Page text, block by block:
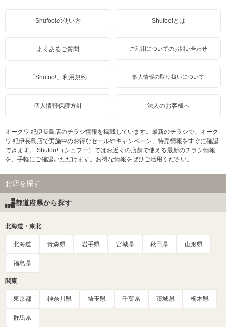
Shufoo!の使い方 Shufoo!とは
よくあるご質問 ご利用についてのお問い合わせ
「Shufoo!」利用規約 個人情報の取り扱いについて
個人情報保護方針 法人のお客様へ
オークワ 紀伊長島店のチラシ情報を掲載しています。最新のチラシで、オーク
ワ 紀伊長島店で実施中のお得なセールやキャンペーン、特売情報をすぐに確認
できます。 Shufoo!（シュフー）ではお近くの店舗で使える最新のチラシ情報
を、手軽にご確認いただけます。お得な情報をぜひご活用ください。
お店を探す
都道府県から探す
北海道・東北
北海道 青森県 岩手県 宮城県 秋田県 山形県
福島県
関東
東京都 神奈川県 埼玉県 千葉県 茨城県 栃木県
群馬県